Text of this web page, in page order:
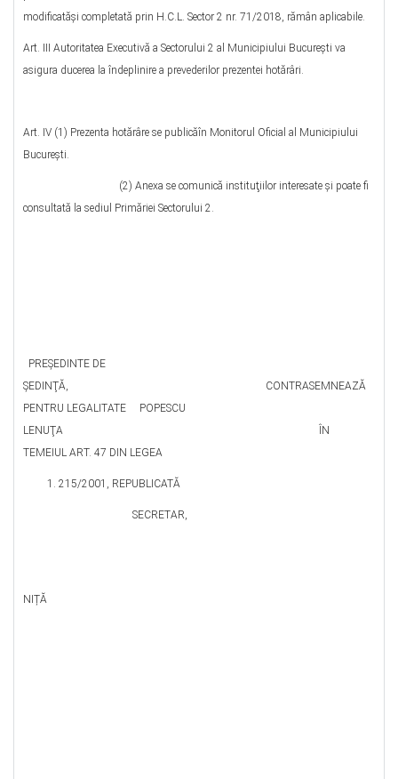
modificatăşi completată prin H.C.L. Sector 2 nr. 71/2018, rămân aplicabile.
Art. III Autoritatea Executivă a Sectorului 2 al Municipiului Bucureşti va
asigura ducerea la îndeplinire a prevederilor prezentei hotărâri.
Art. IV (1) Prezenta hotărâre se publicăîn Monitorul Oficial al Municipiului
Bucureşti.
(2) Anexa se comunică instituţiilor interesate şi poate fi
consultată la sediul Primăriei Sectorului 2.
PREŞEDINTE DE
ŞEDINŢĂ, CONTRASEMNEAZĂ
PENTRU LEGALITATE POPESCU
LENUŢA ÎN
TEMEIUL ART. 47 DIN LEGEA
215/2001, REPUBLICATĂ
SECRETAR,
NIȚĂ